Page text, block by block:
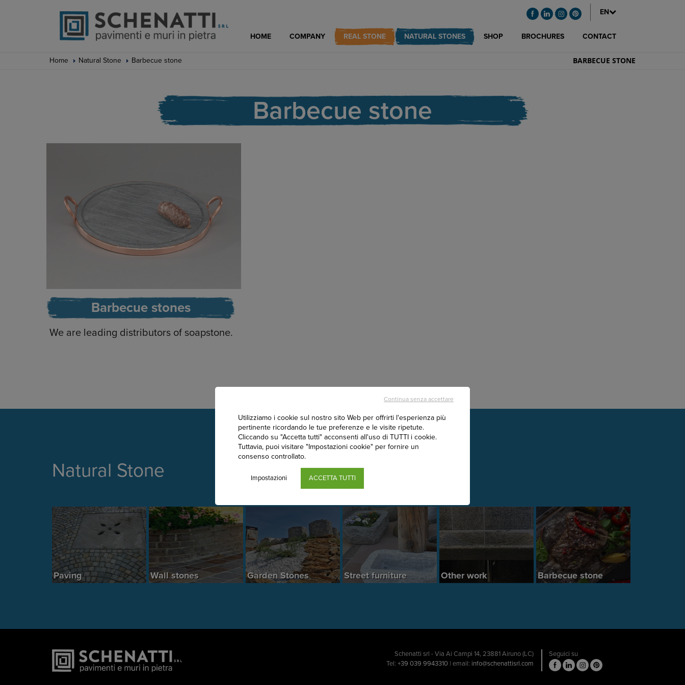
EN
HOME COMPANY REAL STONE NATURAL STONES SHOP BROCHURES CONTACT
Home Natural Stone Barbecue stone BARBECUE STONE
Barbecue stone
Barbecue stones
We are leading distributors of soapstone.
Natural Stone
Paving Wall stones Garden Stones Street furniture Other work Barbecue stone
Schenatti srl - Via Ai Campi 14, 23881 Airuno (LC)
Tel: +39 039 9943310 | email: info@schenattisrl.com
Seguici su
Continua senza accettare
Utilizziamo i cookie sul nostro sito Web per offrirti l'esperienza più
pertinente ricordando le tue preferenze e le visite ripetute.
Cliccando su "Accetta tutti" acconsenti all'uso di TUTTI i cookie.
Tuttavia, puoi visitare "Impostazioni cookie" per fornire un
consenso controllato.
Impostazioni ACCETTA TUTTI